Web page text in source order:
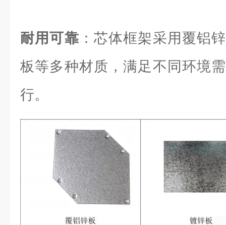
耐用可靠 ：芯体框架采用覆铝
板等多种材质，满足不同环境
行。